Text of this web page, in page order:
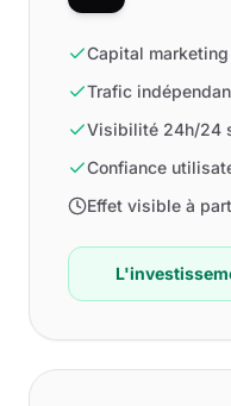
Capital
Trafic
Visibilité 24h/24
Confiance
Effet visible à